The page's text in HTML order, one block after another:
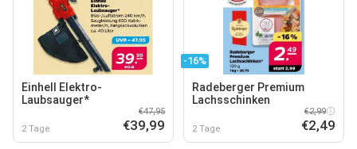
Einhell Elektro-
Laubsauger*
2 Tage
€47,95
€39,99
-16%
Radeberger Premium
Lachsschinken
2 Tage
€2,99
€2,49